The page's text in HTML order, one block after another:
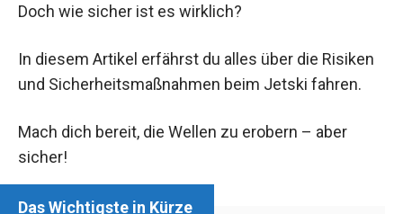
Doch wie sicher ist es wirklich?
In diesem Artikel erfährst du alles über die Risiken
und Sicherheitsmaßnahmen beim Jetski fahren.
Mach dich bereit, die Wellen zu erobern – aber
sicher!